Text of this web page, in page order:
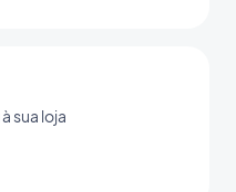
sua loja